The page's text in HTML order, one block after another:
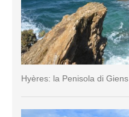
Hyères: la Penisola di Giens